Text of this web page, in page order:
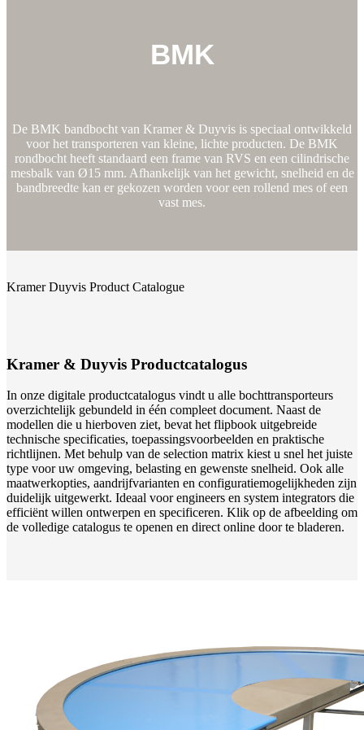
BMK
De BMK bandbocht van Kramer & Duyvis is speciaal ontwikkeld
voor het transporteren van kleine, lichte producten. De BMK
rondbocht heeft standaard een frame van RVS en een cilindrische
mesbalk van Ø15 mm. Afhankelijk van het gewicht, snelheid en de
bandbreedte kan er gekozen worden voor een rollend mes of een
vast mes.
Kramer Duyvis Product Catalogue
Kramer & Duyvis Productcatalogus
In onze digitale productcatalogus vindt u alle bochttransporteurs
overzichtelijk gebundeld in één compleet document. Naast de
modellen die u hierboven ziet, bevat het flipbook uitgebreide
technische specificaties, toepassingsvoorbeelden en praktische
richtlijnen. Met behulp van de selection matrix kiest u snel het juiste
type voor uw omgeving, belasting en gewenste snelheid. Ook alle
maatwerkopties, aandrijfvarianten en configuratiemogelijkheden zijn
duidelijk uitgewerkt. Ideaal voor engineers en system integrators die
efficiënt willen ontwerpen en specificeren. Klik op de afbeelding om
de volledige catalogus te openen en direct online door te bladeren.